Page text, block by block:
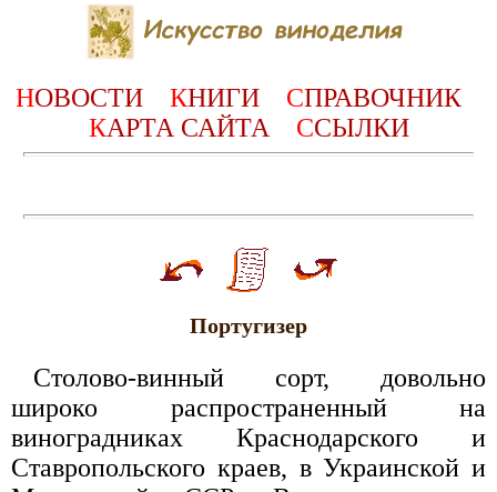
НОВОСТИ КНИГИ СПРАВОЧНИК
КАРТА САЙТА ССЫЛКИ
Португизер
Столово-винный сорт, довольно
широко распространенный на
виноградниках Краснодарского и
Ставропольского краев, в Украинской и